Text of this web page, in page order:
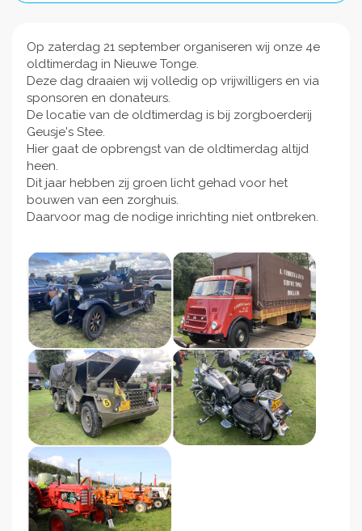
Op zaterdag 21 september organiseren wij onze 4e
oldtimerdag in Nieuwe Tonge.
Deze dag draaien wij volledig op vrijwilligers en via
sponsoren en donateurs.
De locatie van de oldtimerdag is bij zorgboerderij
Geusje's Stee.
Hier gaat de opbrengst van de oldtimerdag altijd
heen.
Dit jaar hebben zij groen licht gehad voor het
bouwen van een zorghuis.
Daarvoor mag de nodige inrichting niet ontbreken.